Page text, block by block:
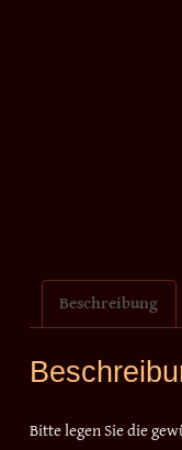
Beschreibung
Bitte legen Sie die